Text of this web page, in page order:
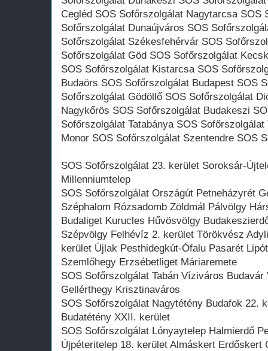
Cegléd SOS Sofőrszolgálat Nagytarcsa SOS
Sofőrszolgálat Dunaújváros SOS
Sofőrszolgálat Székesfehérvár SOS
Sofőrszolgálat Göd SOS Sofőrszolgálat
SOS Sofőrszolgálat Kistarcsa SOS
Budaörs SOS Sofőrszolgálat Budapest SOS
Sofőrszolgálat Gödöllő SOS Sofőrszolgálat
Nagykőrös SOS Sofőrszolgálat Budakeszi
Sofőrszolgálat Tatabánya SOS
Monor SOS Sofőrszolgálat Szentendre SOS
SOS Sofőrszolgálat 23. kerület Soroksár-
Millenniumtelep
SOS Sofőrszolgálat Országút Petneházyrét
Széphalom Rózsadomb Zöldmál Pálvölgy
Budaliget Kurucles Hűvösvölgy
Szépvölgy Felhévíz 2. kerület Törökvész
kerület Újlak Pesthidegkút-Ófalu Pasarét
Szemlőhegy Erzsébetliget Máriaremete
SOS Sofőrszolgálat Tabán Víziváros
Gellérthegy Krisztinaváros
SOS Sofőrszolgálat Nagytétény Budafok 22.
Budatétény XXII. kerület
SOS Sofőrszolgálat Lónyaytelep Halmierdő
Újpéteritelep 18. kerület Almáskert Erdőskert